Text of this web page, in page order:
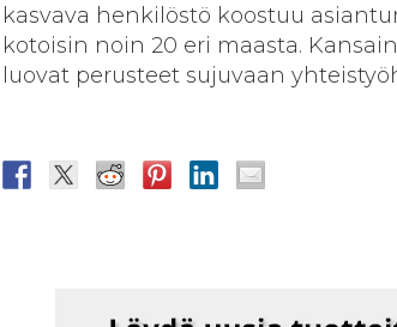
kasvava henkilöstö koostuu
kotoisin noin 20 eri maasta.
luovat perusteet sujuvaan